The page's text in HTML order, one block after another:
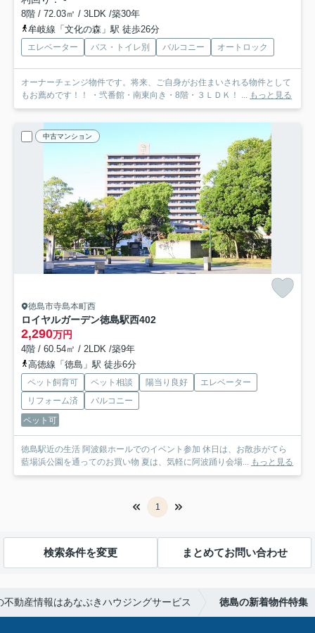
8階 / 72.03㎡ / 3LDK /築30年
牟岐線「文化の森」駅 徒歩26分
エレベーター バス・トイレ別 バルコニー オートロック
オーナーチェンジ物件です。将来、ご自身がお住まいされる物件として
もお薦めです！！ ・弐番館・南東向き・8階・３ＬＤＫ！ ...
もっと見る
中古マンション
徳島市寺島本町西
ロイヤルガーデン徳島駅西402
2,290万円
4階 / 60.54㎡ / 2LDK /築9年
高徳線「徳島」駅 徒歩6分
ペット飼育可 ペット相談 陽当り良好
エレベーター
リフォーム済
バルコニー
ペット可
徳島駅近の生活 阿波銀ホールでのイベント参加 休日は、お散歩がてら
藍場浜公園を通ってのお買い物 夏は、気軽に阿波踊り会場...
もっと見る
1
検索条件を変更 まとめてお問い合わせ
動産情報はあなぶきハウジングサービス 徳島の新着物件特集